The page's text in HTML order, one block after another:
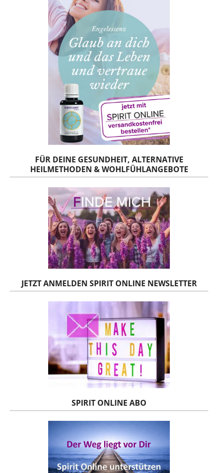
FÜR DEINE GESUNDHEIT, ALTERNATIVE
HEILMETHODEN & WOHLFÜHLANGEBOTE
JETZT ANMELDEN SPIRIT ONLINE NEWSLETTER
SPIRIT ONLINE ABO